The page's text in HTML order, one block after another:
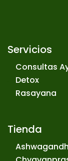
Servicios
Consultas
Detox
Rasayana
Tienda